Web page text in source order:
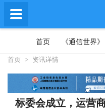
首页 《通信世界》
首页 > 资讯详情
标委会成立，运营